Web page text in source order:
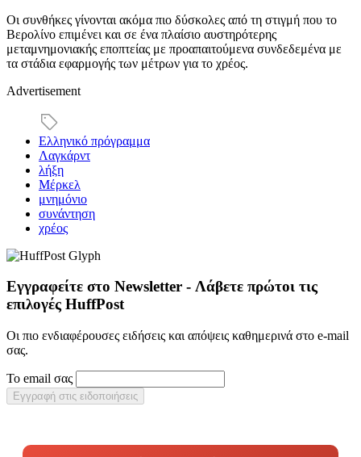
Οι συνθήκες γίνονται ακόμα πιο δύσκολες από τη στιγμή που το
Βερολίνο επιμένει και σε ένα πλαίσιο αυστηρότερης
μεταμνημονιακής εποπτείας με προαπαιτούμενα συνδεδεμένα με
τα στάδια εφαρμογής των μέτρων για το χρέος.
Advertisement
Ελληνικό πρόγραμμα
Λαγκάρντ
λήξη
Μέρκελ
μνημόνιο
συνάντηση
χρέος
Εγγραφείτε στο Newsletter - Λάβετε πρώτοι τις
επιλογές HuffPost
Οι πιο ενδιαφέρουσες ειδήσεις και απόψεις καθημερινά στο e-mail
σας.
Το email σας
Εγγραφή στις ειδοποιήσεις